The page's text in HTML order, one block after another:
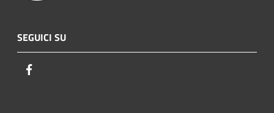
SEGUICI SU